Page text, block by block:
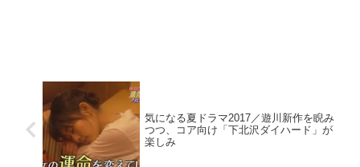
気になる夏ドラマ2017／遊川新作を睨み
つつ、コア向け「下北沢ダイハード」が
楽しみ